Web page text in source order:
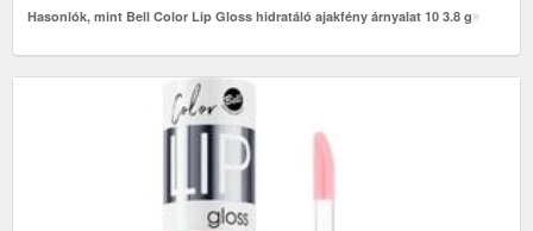
Hasonlók, mint Bell Color Lip Gloss hidratáló ajakfény árnyalat 10 3.8 g